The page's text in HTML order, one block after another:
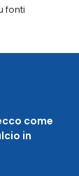
fonti
come
in